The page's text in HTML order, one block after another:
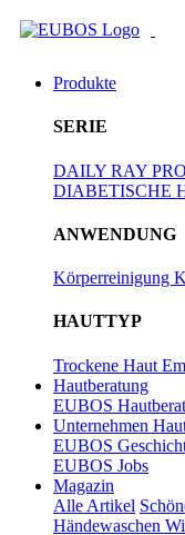
Zum Hauptinhalt springen
Produkte
SERIE
DAILY RAY
DIABETISCHE
ANWENDUNG
Körperreinigung
HAUTTYP
Trockene Haut
Hautberatung
EUBOS
Unternehmen
EUBOS
EUBOS Jobs
Magazin
Alle Artikel
Händewaschen